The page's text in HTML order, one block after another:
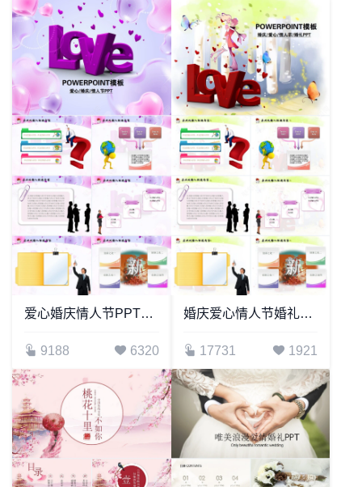
节日情人节时尚通用PPT模板
31844
婚庆PPT模板
10418 7646
爱心婚庆情人节PPT模板
9188 6320
婚庆爱心情人节婚礼PPT模板
17731 1921